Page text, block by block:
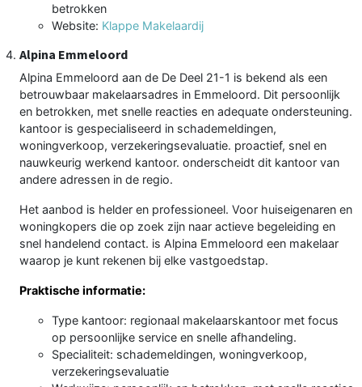
betrokken
Website: Klappe Makelaardij
Alpina Emmeloord
Alpina Emmeloord aan de De Deel 21-1 is bekend als een
betrouwbaar makelaarsadres in Emmeloord. Dit persoonlijk
en betrokken, met snelle reacties en adequate ondersteuning.
kantoor is gespecialiseerd in schademeldingen,
woningverkoop, verzekeringsevaluatie. proactief, snel en
nauwkeurig werkend kantoor. onderscheidt dit kantoor van
andere adressen in de regio.
Het aanbod is helder en professioneel. Voor huiseigenaren en
woningkopers die op zoek zijn naar actieve begeleiding en
snel handelend contact. is Alpina Emmeloord een makelaar
waarop je kunt rekenen bij elke vastgoedstap.
Praktische informatie:
Type kantoor: regionaal makelaarskantoor met focus
op persoonlijke service en snelle afhandeling.
Specialiteit: schademeldingen, woningverkoop,
verzekeringsevaluatie